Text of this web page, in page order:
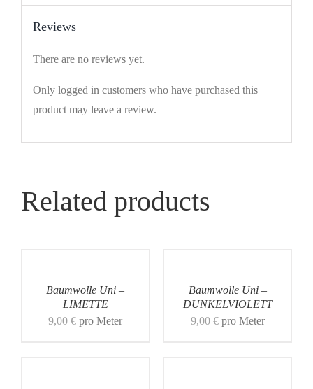
Reviews
There are no reviews yet.
Only logged in customers who have purchased this
product may leave a review.
Related products
Baumwolle Uni –
LIMETTE
9,00 € pro Meter
Baumwolle Uni –
DUNKELVIOLETT
9,00 € pro Meter